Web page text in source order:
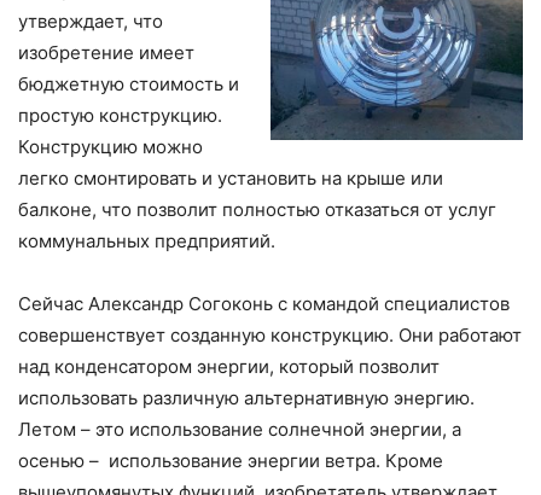
утверждает, что
изобретение имеет
бюджетную стоимость и
простую конструкцию.
Конструкцию можно
легко смонтировать и установить на крыше или
балконе, что позволит полностью отказаться от услуг
коммунальных предприятий.
Сейчас Александр Согоконь с командой специалистов
совершенствует созданную конструкцию. Они работают
над конденсатором энергии, который позволит
использовать различную альтернативную энергию.
Летом – это использование солнечной энергии, а
осенью – использование энергии ветра. Кроме